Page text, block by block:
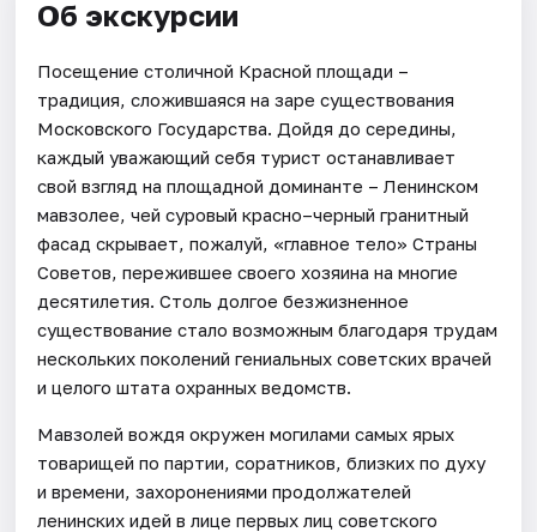
Об экскурсии
Посещение столичной Красной площади –
традиция, сложившаяся на заре существования
Московского Государства. Дойдя до середины,
каждый уважающий себя турист останавливает
свой взгляд на площадной доминанте – Ленинском
мавзолее, чей суровый красно–черный гранитный
фасад скрывает, пожалуй, «главное тело» Страны
Советов, пережившее своего хозяина на многие
десятилетия. Столь долгое безжизненное
существование стало возможным благодаря трудам
нескольких поколений гениальных советских врачей
и целого штата охранных ведомств.
Мавзолей вождя окружен могилами самых ярых
товарищей по партии, соратников, близких по духу
и времени, захоронениями продолжателей
ленинских идей в лице первых лиц советского